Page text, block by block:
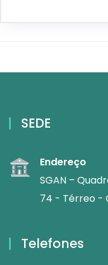
SEDE
Endereço
SGAN –
74 - Térreo -
Telefones